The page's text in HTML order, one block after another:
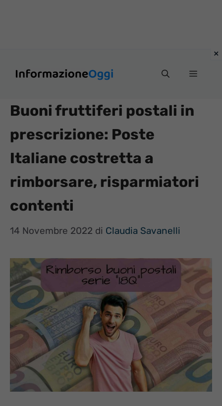
Menu
Buoni fruttiferi postali in
prescrizione: Poste
Italiane costretta a
rimborsare, risparmiatori
contenti
14 Novembre 2022 di Claudia Savanelli